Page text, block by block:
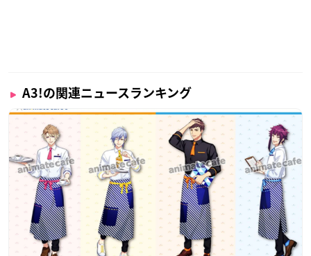
A3!の関連ニュースランキング